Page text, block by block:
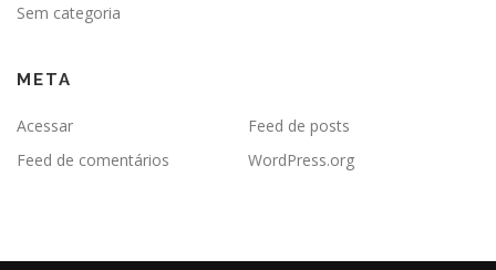
Sem categoria
META
Acessar
Feed de posts
Feed de comentários
WordPress.org